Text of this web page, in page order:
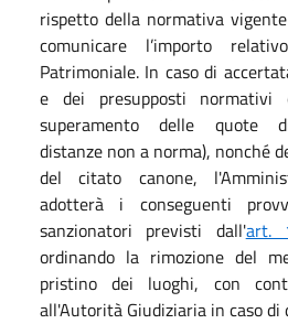
rispetto della normativa
comunicare l’importo
Patrimoniale. In caso di
e dei presupposti normativi
superamento delle quote
distanze non a norma), nonché
del citato canone,
adotterà i conseguenti
sanzionatori previsti dall'art.
ordinando la rimozione del
pristino dei luoghi, con
all'Autorità Giudiziaria in caso di